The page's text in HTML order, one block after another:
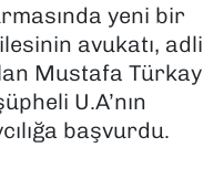
yeni bir
avukatı, adli
Mustafa Türkay
U.A’nın
başvurdu.